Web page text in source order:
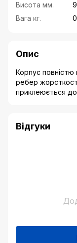
Висота мм.
Вага кг.
Опис
Корпус повністю
ребер
приклеюється до
Відгуки